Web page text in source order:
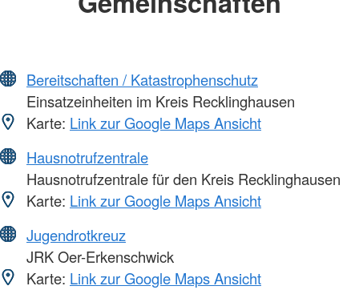
Bereitschaften / Katastrophenschutz
Einsatzeinheiten im Kreis Recklinghausen
Karte: Link zur Google Maps Ansicht
Hausnotrufzentrale
Hausnotrufzentrale für den Kreis Recklinghausen
Karte: Link zur Google Maps Ansicht
Jugendrotkreuz
JRK Oer-Erkenschwick
Karte: Link zur Google Maps Ansicht